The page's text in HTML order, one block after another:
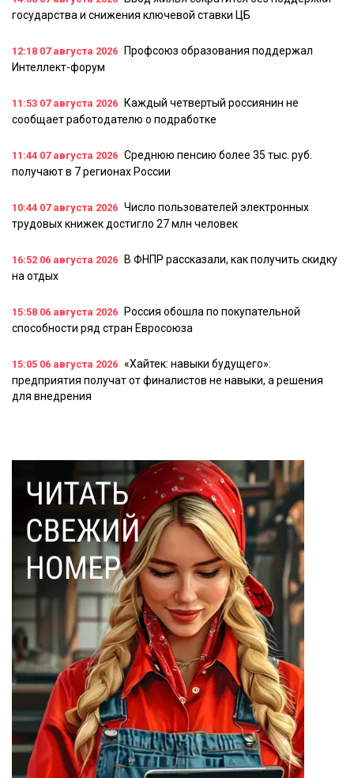
государства и снижения ключевой ставки ЦБ
12:18 07 августа 2026
Профсоюз образования поддержал
Интеллект-форум
11:53 07 августа 2026
Каждый четвертый россиянин не
сообщает работодателю о подработке
11:44 07 августа 2026 Среднюю пенсию более 35 тыс. руб.
получают в 7 регионах России
10:44 07 августа 2026 Число пользователей электронных
трудовых книжек достигло 27 млн человек
16:52 06 августа 2026
В ФНПР рассказали, как получить скидку
на отдых
15:58 06 августа 2026
Россия обошла по покупательной
способности ряд стран Евросоюза
15:05 06 августа 2026 «Хайтек: навыки будущего»:
предприятия получат от финалистов не навыки, а решения
для внедрения